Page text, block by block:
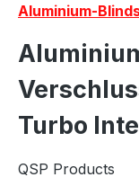
Aluminium-
Turbo
QSP Products